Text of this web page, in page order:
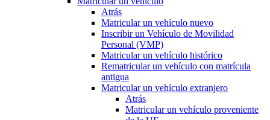
Atrás
Matricular un vehículo nuevo
Inscribir un Vehículo de Movilidad
Personal (VMP)
Matricular un vehículo histórico
Rematricular un vehículo con matrícula
antigua
Matricular un vehículo extranjero
Atrás
Matricular un vehículo proveniente